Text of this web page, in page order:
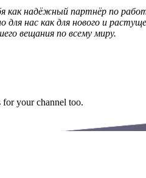
как надёжный партнёр по
нас как для нового и
вещания по всему миру.
your channel too.